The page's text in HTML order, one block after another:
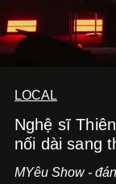
LOCAL
Nghệ sĩ
nối dài sang
MYêu Show -